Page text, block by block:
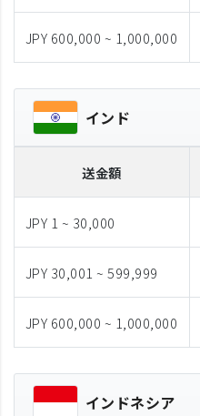
JPY 600,000 ~ 1,000,000
インド
送金額
JPY 1 ~ 30,000
JPY 30,001 ~ 599,999
JPY 600,000 ~ 1,000,000
インドネシア